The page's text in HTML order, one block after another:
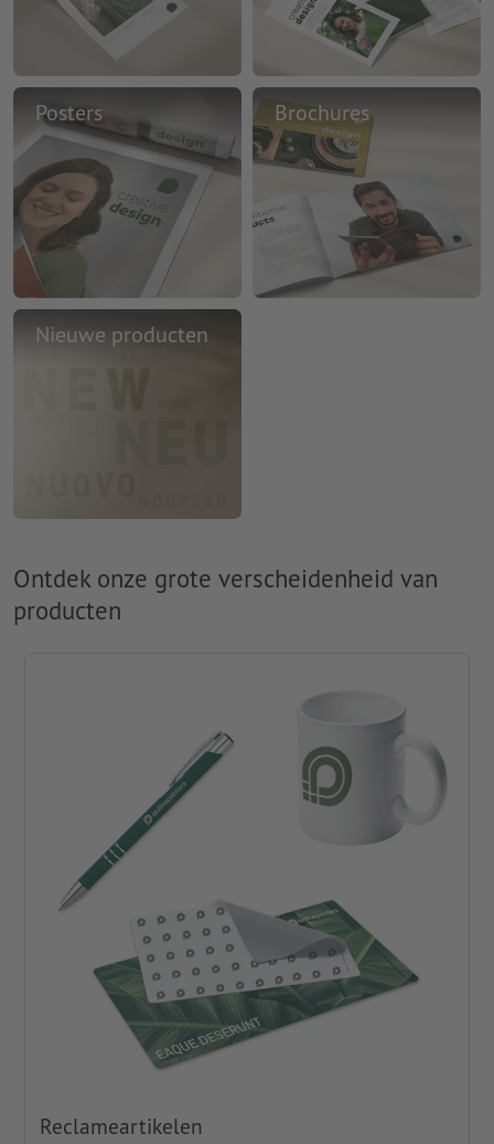
Posters Brochures
Nieuwe producten
Ontdek onze grote verscheidenheid van
producten
Reclameartikelen